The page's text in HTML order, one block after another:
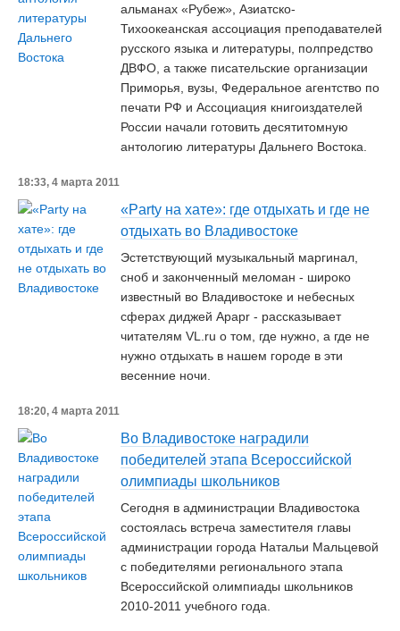
альманах «Рубеж», Азиатско-
Тихоокеанская ассоциация преподавателей
русского языка и литературы, полпредство
ДВФО, а также писательские организации
Приморья, вузы, Федеральное агентство по
печати РФ и Ассоциация книгоиздателей
России начали готовить десятитомную
антологию литературы Дальнего Востока.
18:33, 4 марта 2011
«Party на хате»: где отдыхать и где не
отдыхать во Владивостоке
Эстетствующий музыкальный маргинал,
сноб и законченный меломан - широко
известный во Владивостоке и небесных
сферах диджей Apapr - рассказывает
читателям VL.ru о том, где нужно, а где не
нужно отдыхать в нашем городе в эти
весенние ночи.
18:20, 4 марта 2011
Во Владивостоке наградили
победителей этапа Всероссийской
олимпиады школьников
Сегодня в администрации Владивостока
состоялась встреча заместителя главы
администрации города Натальи Мальцевой
с победителями регионального этапа
Всероссийской олимпиады школьников
2010-2011 учебного года.